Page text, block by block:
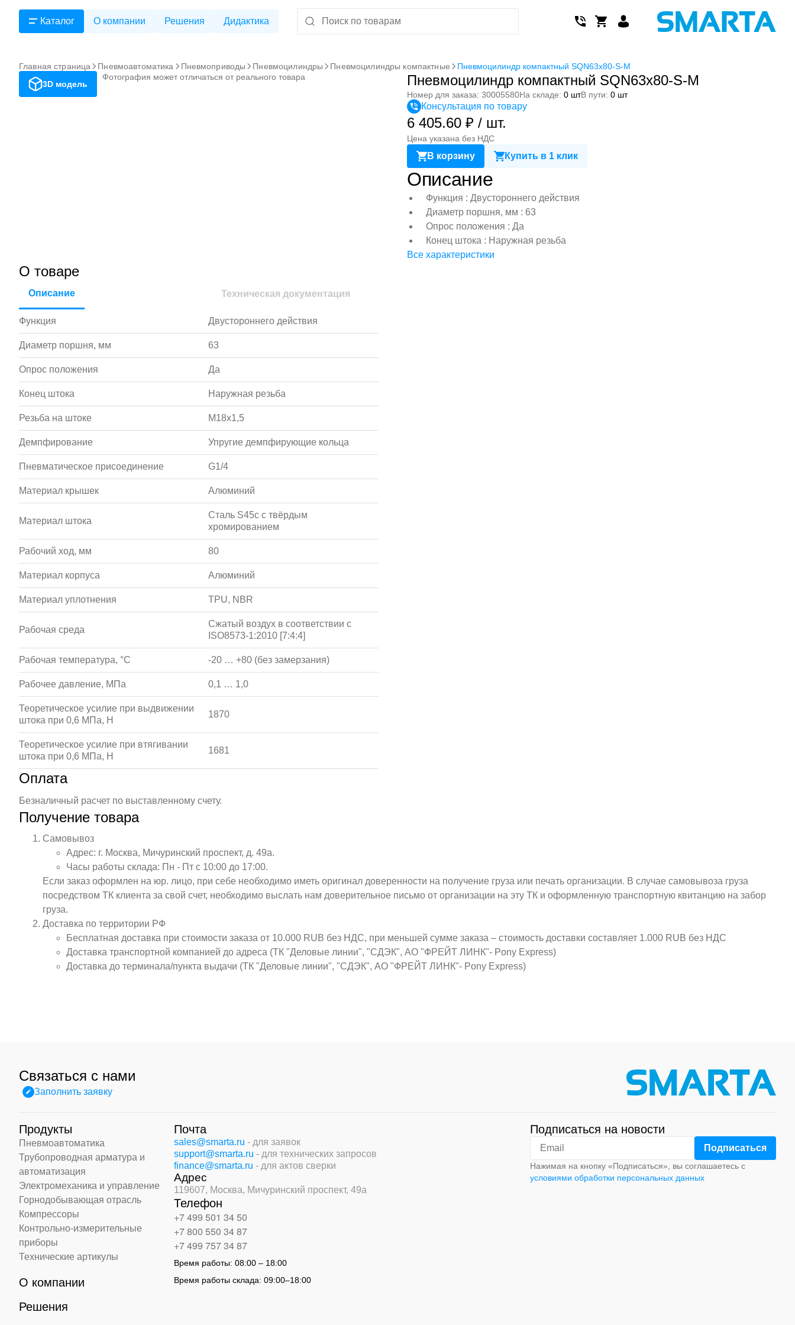
Каталог О компании Решения Дидактика
Главная страница Пневмоавтоматика Пневмоприводы Пневмоцилиндры Пневмоцилиндры компактные
Пневмоцилиндр компактный SQN63x80-S-M
3D модель
Фотография может отличаться от реального товара Пневмоцилиндр компактный SQN63x80-S-M
Номер для заказа: 30005580На складе: 0 штВ пути: 0 шт
Консультация по товару
6 405.60 ₽ / шт.
Цена указана без НДС
В корзину Купить в 1 клик
Описание
Функция : Двустороннего действия
Диаметр поршня, мм : 63
Опрос положения : Да
Конец штока : Наружная резьба
Все характеристики
О товаре
Описание Техническая документация
Функция Двустороннего действия
Диаметр поршня, мм 63
Опрос положения Да
Конец штока Наружная резьба
Резьба на штоке M18х1,5
Демпфирование Упругие демпфирующие кольца
Пневматическое присоединение G1/4
Материал крышек Алюминий
Материал штока
Сталь S45c с твёрдым
хромированием
Рабочий ход, мм 80
Материал корпуса Алюминий
Материал уплотнения TPU, NBR
Рабочая среда
Сжатый воздух в соответствии с
ISO8573-1:2010 [7:4:4]
Рабочая температура, °С -20 … +80 (без замерзания)
Рабочее давление, МПа 0,1 … 1,0
Теоретическое усилие при выдвижении
штока при 0,6 МПа, Н
1870
Теоретическое усилие при втягивании
штока при 0,6 МПа, Н
1681
Оплата
Безналичный расчет по выставленному счету.
Получение товара
Самовывоз
Адрес: г. Москва, Мичуринский проспект, д. 49а.
Часы работы склада: Пн - Пт с 10:00 до 17:00.
Если заказ оформлен на юр. лицо, при себе необходимо иметь оригинал доверенности на получение груза или печать организации. В случае самовывоза груза
посредством ТК клиента за свой счет, необходимо выслать нам доверительное письмо от организации на эту ТК и оформленную транспортную квитанцию на забор
груза.
Доставка по территории РФ
Бесплатная доставка при стоимости заказа от 10.000 RUB без НДС, при меньшей сумме заказа – стоимость доставки составляет 1.000 RUB без НДС
Доставка транспортной компанией до адреса (ТК "Деловые линии", "СДЭК", АО "ФРЕЙТ ЛИНК"- Pony Express)
Доставка до терминала/пункта выдачи (ТК "Деловые линии", "СДЭК", АО "ФРЕЙТ ЛИНК"- Pony Express)
Связаться с нами
Заполнить заявку
Продукты
Пневмоавтоматика
Трубопроводная арматура и
автоматизация
Электромеханика и управление
Горнодобывающая отрасль
Компрессоры
Контрольно-измерительные
приборы
Технические артикулы
О компании
Решения
Почта
sales@smarta.ru - для заявок
support@smarta.ru - для технических запросов
finance@smarta.ru - для актов сверки
Адрес
119607, Москва, Мичуринский проспект, 49а
Телефон
+7 499 501 34 50
+7 800 550 34 87
+7 499 757 34 87
Время работы:08:00 – 18:00
Время работы склада:09:00–18:00
Подписаться на новости
Нажимая на кнопку «Подписаться», вы соглашаетесь с
условиями обработки персональных данных